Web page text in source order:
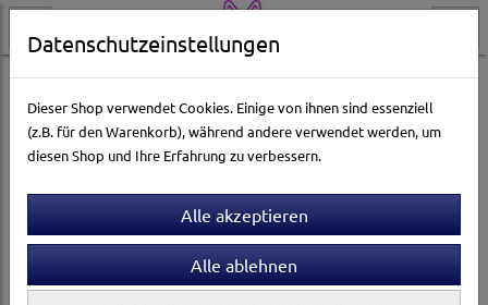
Hundewelt Halsbänder & Leinen Leinen Agility-Leinen
Sortierung wählen
Datenschutzeinstellungen
Dieser Shop verwendet Cookies. Einige von ihnen sind essenziell
(z.B. für den Warenkorb), während andere verwendet werden, um
diesen Shop und Ihre Erfahrung zu verbessern.